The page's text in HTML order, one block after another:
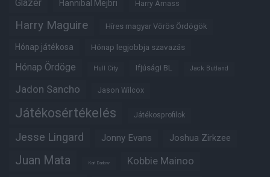
Glazer Hannibal Mejbri Harry Amass
Harry Maguire Híres magyar Vörös Ördögök
Hónap játékosa Hónap legjobbja szavazás
Hónap Ördöge Hull City Ifjúsági BL Jack Butland
Jadon Sancho Jason Wilcox
Játékosértékelés Játékosprofilok
Jesse Lingard Jonny Evans Joshua Zirkzee
Juan Mata Karl Darlow Kobbie Mainoo